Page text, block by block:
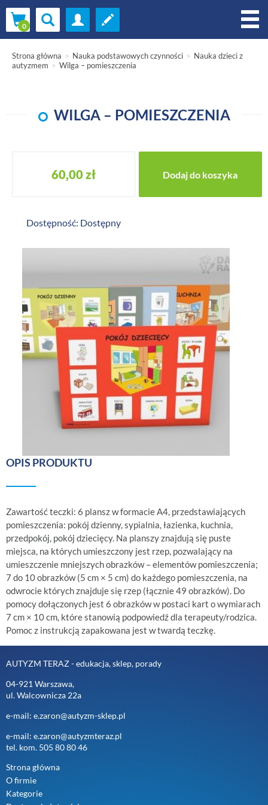
Strona główna Nauka podstawowych czynności
Nauka dzieci z
autyzmem
Wilga – pomieszczenia
WILGA – POMIESZCZENIA
60,00 zł
Dostępność: Dostępny
OPIS PRODUKTU
Zawartość teczki: 6 plansz w formacie A4, przedstawiających
pomieszczenia: pokój dzienny, sypialnia, łazienka, kuchnia,
przedpokój, pokój dziecięcy. Na planszy znajdują się puste
miejsca, na których umieszczony jest rzep, pozwalający na
umieszczenie mniejszych obrazków – elementów pomieszczenia;
7 do 10 obrazków (5 cm × 5 cm) do każdego pomieszczenia, na
odwrocie których znajduje się rzep (łącznie 49 obrazków). Do
pomocy dołączonych jest 6 obrazków w postaci kart o wymiarach
7 cm × 10 cm, które stanowią podpowiedź dla terapeuty/rodzica.
Pomoc z instrukcją zapakowana jest w twardą teczkę.
AUTYZM TERAZ - edukacja, sklep, porady
04-921 Warszawa,
ul. Walcownicza 22a
e-mail: e.zaron@autyzm-sklep.pl
e-mail: e.zaron@autyzmteraz.pl
tel. kom. 505 80 80 46
Strona główna
O firmie
Kategorie